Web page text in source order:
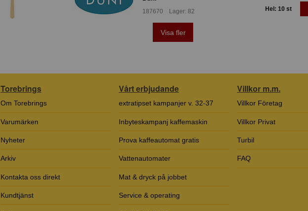
187670 Lager: 82 Hel: 10 st
Visa fler
Torebrings
Om Torebrings
Varumärken
Nyheter
Arkiv
Kontakta oss direkt
Kundtjänst
Vårt erbjudande
extratipset kampanjer v. 32-37
Inbyteskampanj kaffemaskin
Prova kaffeautomat gratis
Vattenautomater
Mat & dryck på jobbet
Service & operating
Villkor m.m.
Villkor Företag
Villkor Privat
Turbil
FAQ